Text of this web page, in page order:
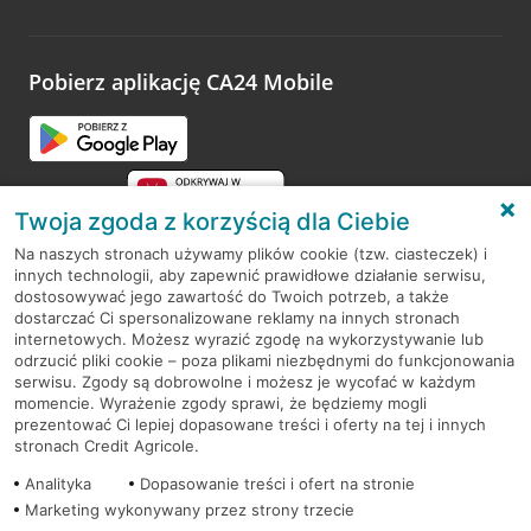
opinie.
Pobierz aplikację CA24 Mobile
RODO
Regulamin serwisu
Mapa serwisu
PolitykaCookies
Twoja zgoda z korzyścią dla Ciebie
Na naszych stronach używamy plików cookie (tzw. ciasteczek) i
innych technologii, aby zapewnić prawidłowe działanie serwisu,
dostosowywać jego zawartość do Twoich potrzeb, a także
dostarczać Ci spersonalizowane reklamy na innych stronach
internetowych. Możesz wyrazić zgodę na wykorzystywanie lub
odrzucić pliki cookie – poza plikami niezbędnymi do funkcjonowania
serwisu. Zgody są dobrowolne i możesz je wycofać w każdym
momencie. Wyrażenie zgody sprawi, że będziemy mogli
prezentować Ci lepiej dopasowane treści i oferty na tej i innych
stronach Credit Agricole.
Analityka
Dopasowanie treści i ofert na stronie
Marketing wykonywany przez strony trzecie